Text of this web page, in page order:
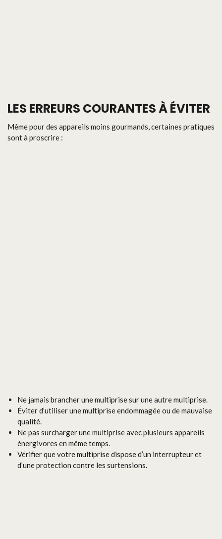
LES ERREURS COURANTES À ÉVITER
Même pour des appareils moins gourmands, certaines pratiques
sont à proscrire :
Ne jamais brancher une multiprise sur une autre multiprise.
Éviter d’utiliser une multiprise endommagée ou de mauvaise
qualité.
Ne pas surcharger une multiprise avec plusieurs appareils
énergivores en même temps.
Vérifier que votre multiprise dispose d’un interrupteur et
d’une protection contre les surtensions.